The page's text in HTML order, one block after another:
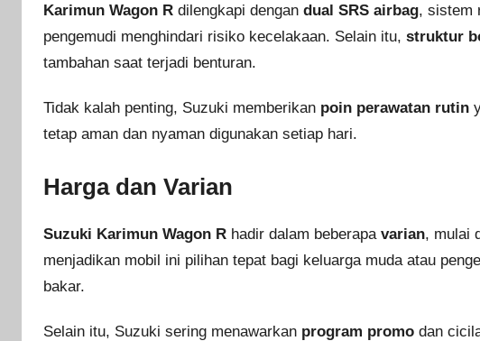
Karimun Wagon R dilengkapi dengan dual SRS airbag, sistem
pengemudi menghindari risiko kecelakaan. Selain itu, struktur
tambahan saat terjadi benturan.
Tidak kalah penting, Suzuki memberikan poin perawatan rutin
tetap aman dan nyaman digunakan setiap hari.
Harga dan Varian
Suzuki Karimun Wagon R hadir dalam beberapa varian, mulai
menjadikan mobil ini pilihan tepat bagi keluarga muda atau
bakar.
Selain itu, Suzuki sering menawarkan program promo dan